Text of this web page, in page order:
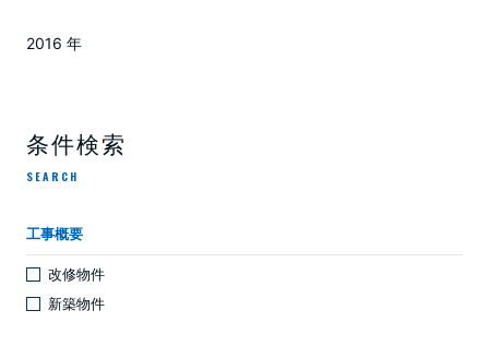
2016 年
条件検索
SEARCH
工事概要
改修物件
新築物件